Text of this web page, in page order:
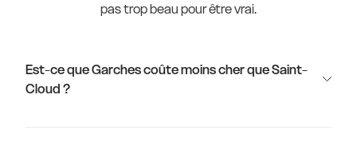
pas trop beau pour être vrai.
Est-ce que Garches coûte moins cher que Saint-
Cloud ?